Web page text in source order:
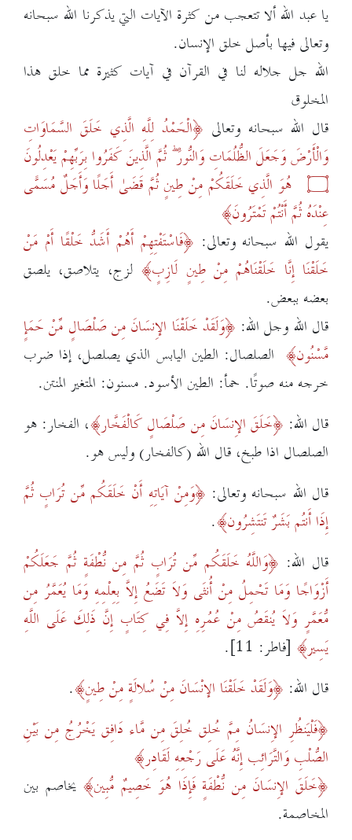
يا عبد الله ألا تتعجب من كثرة الآيات التي يذكرنا الله سبحانه
وتعالى فيها بأصل خلق الإنسان.
الله جل جلاله لنا في القرآن في آيات كثيرة مما خلق هذا
المخلوق
قال الله سبحانه وتعالى
الْحَمْدُ لِلَّهِ الَّذِي خَلَقَ السَّمَاوَاتِ
وَالْأَرْضَ وَجَعَلَ الظُّلُمَاتِ وَالنُّورَ ۖ ثُمَّ الَّذِينَ كَفَرُوا بِرَبِّهِمْ يَعْدِلُونَ
۝ هُوَ الَّذِي خَلَقَكُمْ مِنْ طِينٍ ثُمَّ قَضَىٰ أَجَلًا وَأَجَلٌ مُسَمًّى
عِنْدَهُ ثُمَّ أَنْتُمْ تَمْتَرُونَ
يقول الله سبحانه وتعالى:
فَاسْتَفْتِهِمْ أَهُمْ أَشَدُّ خَلْقًا أَمْ مَنْ
خَلَقْنَا إِنَّا خَلَقْنَاهُمْ مِنْ طِينٍ لَازِبٍ
لزج، يتلاصق، يلصق
بعضه ببعض.
قال الله وجل الله:
وَلَقَدْ خَلَقْنَا الإِنسَانَ مِن صَلْصَالٍ مِّنْ حَمَإٍ
مَّسْنُون
الصلصال: الطين اليابس الذي يصلصل، إذا ضرب
خرجه منه صوتًا. حمأ: الطين الأسود. مسنون: المتغير المنتن.
قال الله:
خَلَقَ الإِنسَانَ مِن صَلْصَالٍ كَالْفَخَّار ، الفخار: هو
الصلصال اذا طبخ، قال الله (كالفخار) وليس هو.
قال الله سبحانه وتعالى:
وَمِنْ آيَاتِهِ أَنْ خَلَقَكُم مِّن تُرَابٍ ثُمَّ
إِذَا أَنتُم بَشَرٌ تَنتَشِرُون .
قال الله:
وَاللَّهُ خَلَقَكُم مِّن تُرَابٍ ثُمَّ مِن نُّطْفَةٍ ثُمَّ جَعَلَكُمْ
أَزْوَاجًا وَمَا تَحْمِلُ مِنْ أُنثَى وَلاَ تَضَعُ إِلاَّ بِعِلْمِهِ وَمَا يُعَمَّرُ مِن
مُّعَمَّرٍ وَلاَ يُنقَصُ مِنْ عُمُرِهِ إِلاَّ فِي كِتَابٍ إِنَّ ذَلِكَ عَلَى اللَّهِ
يَسِير
[فاطر: 11].
قال الله:
وَلَقَدْ خَلَقْنَا الإنْسَانَ مِنْ سُلالَةٍ مِنْ طِينٍ .
فَلْيَنظُرِ الإِنسَانُ مِمَّ خُلِق خُلِقَ مِن مَّاء دَافِق يَخْرُجُ مِن بَيْنِ
الصُّلْبِ وَالتَّرَائِب إِنَّهُ عَلَى رَجْعِهِ لَقَادِر
خَلَقَ الإِنسَانَ مِن نُّطْفَةٍ فَإِذَا هُوَ خَصِيمٌ مُّبِين
يخاصم بين
المخاصمة.